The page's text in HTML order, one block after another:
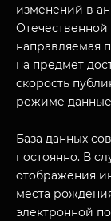
изменений в
направляемая
на предмет
скорость
режиме
База данных
постоянно. В
отображения
места
электронной